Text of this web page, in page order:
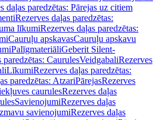
daļas paredzētas: Pārejas uz citiem
Rezerves daļas paredzētas:
līkumiRezerves daļas paredzētas:
Cauruļu apskavasCauruļu apskavu
PalīgmateriāliGeberit Silent-
paredzētas: CaurulesVeidgabaliRezerves
LīkumiRezerves daļas paredzētas:
paredzētas: AtzariPārejasRezerves
caurulesRezerves daļas
SavienojumiRezerves daļas
savienojumiRezerves daļas